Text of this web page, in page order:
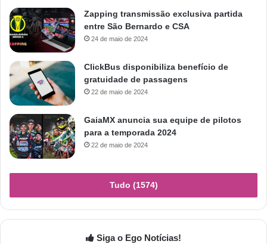
Zapping transmissão exclusiva partida
entre São Bernardo e CSA
24 de maio de 2024
ClickBus disponibiliza benefício de
gratuidade de passagens
22 de maio de 2024
GaiaMX anuncia sua equipe de pilotos
para a temporada 2024
22 de maio de 2024
Tudo (1574)
Siga o Ego Notícias!